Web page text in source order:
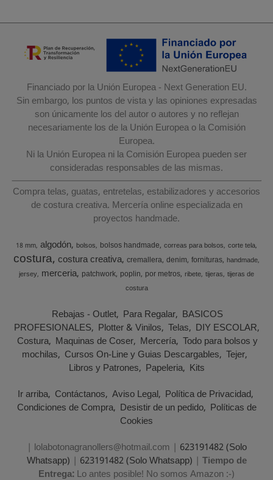
Financiado por la Unión Europea - Next Generation EU.
Sin embargo, los puntos de vista y las opiniones expresadas
son únicamente los del autor o autores y no reflejan
necesariamente los de la Unión Europea o la Comisión
Europea.
Ni la Unión Europea ni la Comisión Europea pueden ser
consideradas responsables de las mismas.
Compra telas, guatas, entretelas, estabilizadores y accesorios
de costura creativa. Mercería online especializada en
proyectos handmade.
18 mm algodón bolsos bolsos handmade correas para bolsos corte tela
costura costura creativa cremallera denim fornituras handmade
jersey merceria patchwork poplin por metros ribete tijeras tijeras de
costura
Rebajas - Outlet Para Regalar BASICOS
PROFESIONALES Plotter & Vinilos Telas DIY ESCOLAR
Costura Maquinas de Coser Mercería Todo para bolsos y
mochilas Cursos On-Line y Guias Descargables Tejer
Libros y Patrones Papeleria Kits
Ir arriba Contáctanos Aviso Legal Política de Privacidad
Condiciones de Compra Desistir de un pedido Políticas de
Cookies
| lolabotonagranollers@hotmail.com | 623191482 (Solo
Whatsapp) | 623191482 (Solo Whatsapp) | Tiempo de
Entrega:Lo antes posible! No somos Amazon :-)